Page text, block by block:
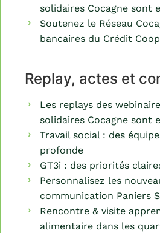
solidaires Cocagne sont
Soutenez le Réseau
bancaires du Crédit
Replay, actes et
Les replays des
solidaires Cocagne sont
Travail social : des
profonde
GT3i : des priorités
Personnalisez les
communication Paniers
Rencontre & visite
alimentaire dans les